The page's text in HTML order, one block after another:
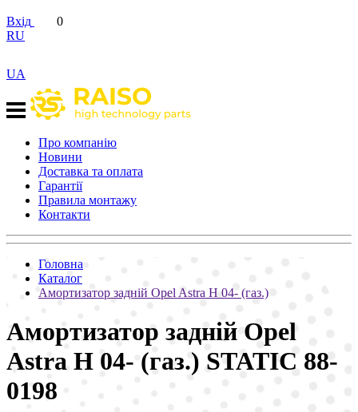
Вхід
0
RU
UA
Про компанію
Новини
Доставка та оплата
Гарантії
Правила монтажу
Контакти
Головна
Каталог
Амортизатор задній Opel Astra H 04- (газ.)
Амортизатор задній Opel
Astra H 04- (газ.) STATIC 88-
0198